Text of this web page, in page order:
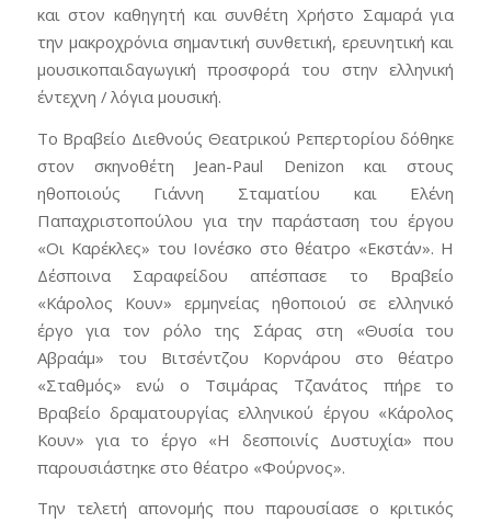
και στον καθηγητή και συνθέτη Χρήστο Σαμαρά για
την μακροχρόνια σημαντική συνθετική, ερευνητική και
μουσικοπαιδαγωγική προσφορά του στην ελληνική
έντεχνη / λόγια μουσική.
Το Βραβείο Διεθνούς Θεατρικού Ρεπερτορίου δόθηκε
στον σκηνοθέτη Jean-Paul Denizon και στους
ηθοποιούς Γιάννη Σταματίου και Ελένη
Παπαχριστοπούλου για την παράσταση του έργου
«Οι Καρέκλες» του Ιονέσκο στο θέατρο «Εκστάν». Η
Δέσποινα Σαραφείδου απέσπασε το Βραβείο
«Κάρολος Κουν» ερμηνείας ηθοποιού σε ελληνικό
έργο για τον ρόλο της Σάρας στη «Θυσία του
Αβραάμ» του Βιτσέντζου Κορνάρου στο θέατρο
«Σταθμός» ενώ ο Τσιμάρας Τζανάτος πήρε το
Βραβείο δραματουργίας ελληνικού έργου «Κάρολος
Κουν» για το έργο «Η δεσποινίς Δυστυχία» που
παρουσιάστηκε στο θέατρο «Φούρνος».
Την τελετή απονομής που παρουσίασε ο κριτικός